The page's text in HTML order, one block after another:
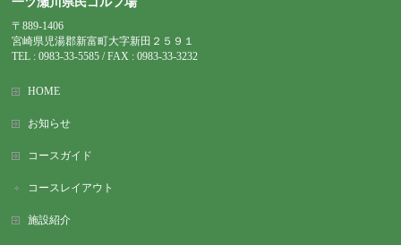
〒889-1406
宮崎県児湯郡新富町大字新田２５９１
TEL : 0983-33-5585 / FAX : 0983-33-3232
HOME
お知らせ
コースガイド
コースレイアウト
施設紹介